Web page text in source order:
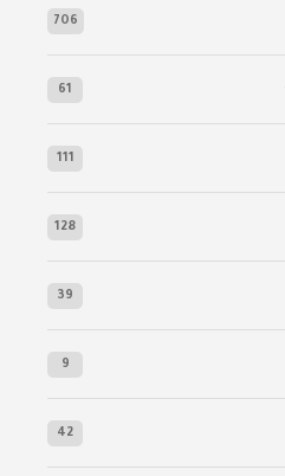
706
61
111
128
39
9
42